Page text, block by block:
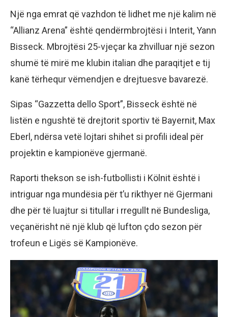
Një nga emrat që vazhdon të lidhet me një kalim në
“Allianz Arena” është qendërmbrojtësi i Interit, Yann
Bisseck. Mbrojtësi 25-vjeçar ka zhvilluar një sezon
shumë të mirë me klubin italian dhe paraqitjet e tij
kanë tërhequr vëmendjen e drejtuesve bavarezë.
Sipas “Gazzetta dello Sport”, Bisseck është në
listën e ngushtë të drejtorit sportiv të Bayernit, Max
Eberl, ndërsa vetë lojtari shihet si profili ideal për
projektin e kampionëve gjermanë.
Raporti thekson se ish-futbollisti i Kölnit është i
intriguar nga mundësia për t’u rikthyer në Gjermani
dhe për të luajtur si titullar i rregullt në Bundesliga,
veçanërisht në një klub që lufton çdo sezon për
trofeun e Ligës së Kampionëve.